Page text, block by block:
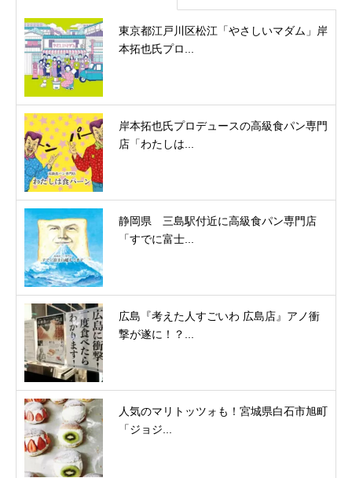
東京都江戸川区松江「やさしいマダム」岸
本拓也氏プロ...
岸本拓也氏プロデュースの高級食パン専門
店「わたしは...
静岡県 三島駅付近に高級食パン専門店
「すでに富士...
広島『考えた人すごいわ 広島店』アノ衝
撃が遂に！？...
人気のマリトッツォも！宮城県白石市旭町
「ジョジ...